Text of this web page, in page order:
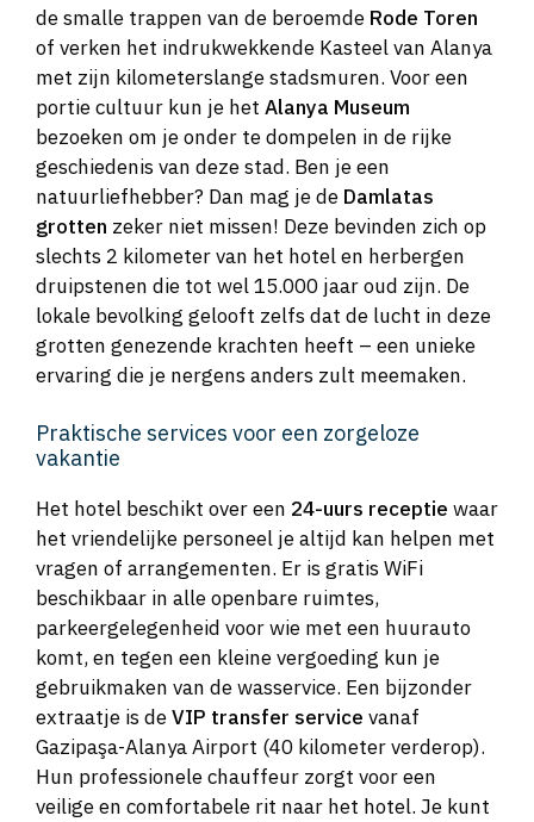
de smalle trappen van de beroemde Rode Toren
of verken het indrukwekkende Kasteel van Alanya
met zijn kilometerslange stadsmuren. Voor een
portie cultuur kun je het Alanya Museum
bezoeken om je onder te dompelen in de rijke
geschiedenis van deze stad. Ben je een
natuurliefhebber? Dan mag je de Damlatas
grotten zeker niet missen! Deze bevinden zich op
slechts 2 kilometer van het hotel en herbergen
druipstenen die tot wel 15.000 jaar oud zijn. De
lokale bevolking gelooft zelfs dat de lucht in deze
grotten genezende krachten heeft – een unieke
ervaring die je nergens anders zult meemaken.
Praktische services voor een zorgeloze
vakantie
Het hotel beschikt over een 24-uurs receptie waar
het vriendelijke personeel je altijd kan helpen met
vragen of arrangementen. Er is gratis WiFi
beschikbaar in alle openbare ruimtes,
parkeergelegenheid voor wie met een huurauto
komt, en tegen een kleine vergoeding kun je
gebruikmaken van de wasservice. Een bijzonder
extraatje is deVIP transfer service vanaf
Gazipaşa-Alanya Airport (40 kilometer verderop).
Hun professionele chauffeur zorgt voor een
veilige en comfortabele rit naar het hotel. Je kunt